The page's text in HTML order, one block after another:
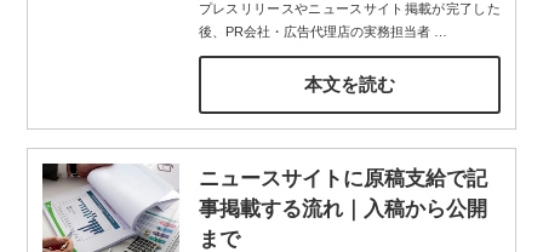
プレスリリースやニュースサイト掲載が完了した
後、PR会社・広告代理店の実務担当者…
本文を読む
ニュースサイトに原稿支給で記
事掲載する流れ｜入稿から公開
まで